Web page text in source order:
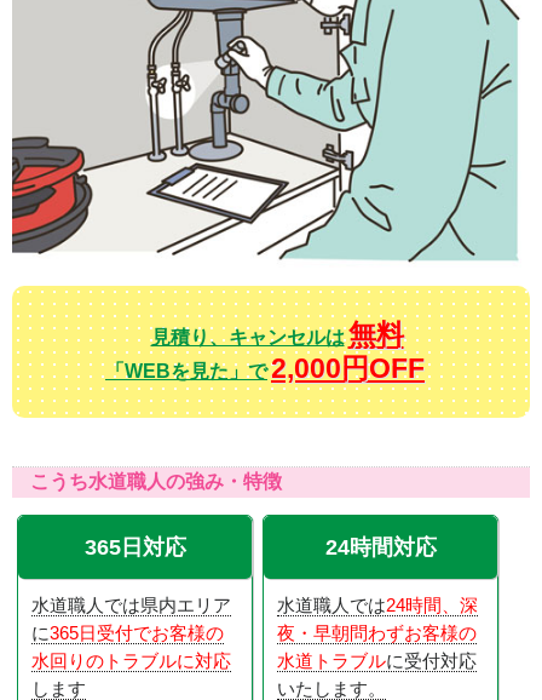
見積り、キャンセルは無料
「WEBを見た」で2,000円OFF
こうち水道職人の強み・特徴
365日対応
水道職人では県内エリア
に365日受付でお客様の
水回りのトラブルに対応
します
24時間対応
水道職人では24時間、深
夜・早朝問わずお客様の
水道トラブルに受付対応
いたします。